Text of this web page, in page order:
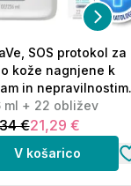
SOS protokol za
kože nagnjene k
in nepravilnostim
ml + 22 obližev)
ml + 22 obližev
€21,29 €
V košarico